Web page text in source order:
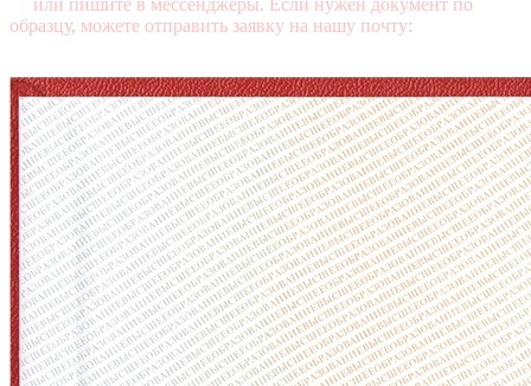
или пишите в мессенджеры. Если нужен документ по
образцу, можете отправить заявку на нашу почту: